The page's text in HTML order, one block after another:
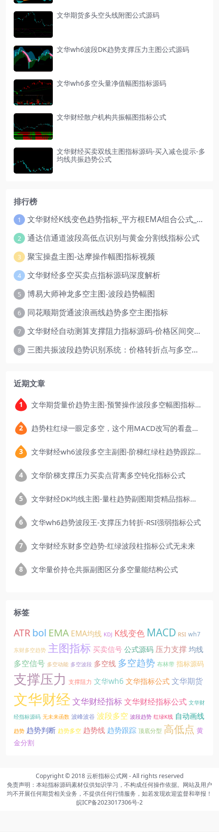
文华期货多头空头线附图公式源码
文华wh6波段DK趋势支撑压力主图公式源码
文华wh6多空头量净值幅图指标源码
文华财经散户机构共振幅图指标公式
文华财经买卖双线主图指标源码-买入减仓提示-多
均线共振趋势公式
排行榜
1 文华财经K线变色趋势指标_平方根EMA组合公式_红绿波段操盘指标源码
2 通达信通道波段高低点识别与黄金分割线指标公式
3 聚宝操盘主图-达摩操作幅图指标视频
4 文华财经多空买卖点指标源码深度解析
5 博易大师神龙多空主图-波段趋势幅图
6 同花顺期货通波浪画线趋势多空主图指标
7 文华财经自动测算支撑阻力指标源码-价格区间突破多空
8 三图共振波段趋势识别系统：价格转折点与多空动能分析
近期文章
文华期货量价趋势主图-预警操作波段多空幅图指标公式
趋势柱红绿一眼定多空，这个用MACD改写的看盘指标，把顶底信号可视化后简单多了
文华财经wh6波段多空主副图-阶梯红绿柱趋势跟踪指标公式
文华阶梯支撑压力买卖点背离多空钝化指标公式
文华财经DK均线主图-量柱趋势副图期货精品指标公式
文华wh6趋势波段王-支撑压力转折-RSI强弱指标公式
文华财经东财多空趋势-红绿波段柱指标公式无未来
文华量价持仓共振副图区分多空量能结构公式
标签
ATRbol EMA EMA均线 KDJ K线变色 MACD RSI wh7
东财多空趋势 主图指标 买卖信号公式源码 压力支撑 均线
多空信号 多空动能 多空波段 多空线 多空趋势 布林带 指标源码
支撑压力 支撑阻力 文华wh6 文华指标公式文华期货
文华财经文华财经指标文华财经指标公式 文华财
经指标源码 无未来函数 波峰波谷 波段多空 波段趋势 红绿K线 自动画线
趋势 趋势判断 趋势多空 趋势线 趋势跟踪 顶底分型 高低点 黄
金分割
Copyright © 2018云析指标公式网 - All rights reserved
免责声明：本站指标源码素材仅供知识学习，不构成任何操作依据。网站及用户
均不开展任何期货相关业务，不提供任何行情服务，如若发现欢迎监督和举报！
皖ICP备2023017306号-2